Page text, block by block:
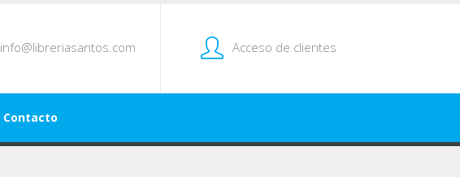
info@libreriasantos.com Acceso de clientes
Contacto